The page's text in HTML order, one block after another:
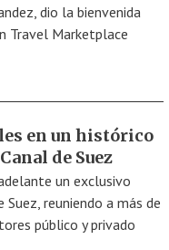
dio la bienvenida
Travel Marketplace
en un histórico
de Suez
un exclusivo
reuniendo a más de
público y privado